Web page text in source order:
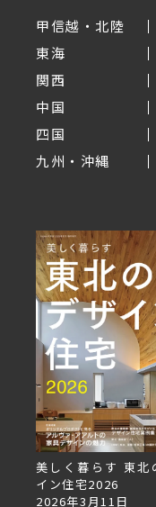
甲信越・北陸
東海
関西
中国
四国
九州・沖縄
Replan宮城2026
2026年7月30日